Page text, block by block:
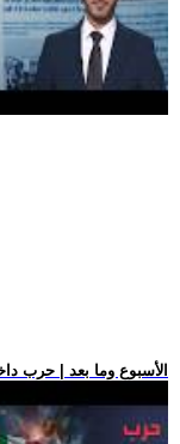
.. الأسبوع وما بعد | حرب